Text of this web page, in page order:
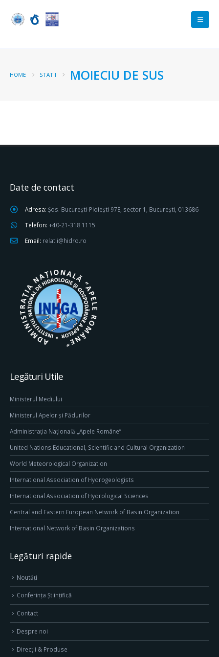
HOME STATII MOIECIU DE SUS
Date de contact
Adresa: Șos. București-Ploiești 97E, sector 1, București, 013686
Telefon: +40-21-318 1115
Email: relatii@hidro.ro
Legături Utile
Ministerul Mediului
Ministerul Apelor și Pădurilor
Administrația Națională „Apele Române”
United Nations Educational, Scientific and Cultural Organization
World Meteorological Organization
International Association of Hydrogeologists
International Association of Hydrological Sciences
Central and Eastern European Network of Basin Organization
International Network of Basin Organizations
Legături rapide
Noutăți
Conferința Științifică
Contact
Despre noi
Direcţii & Produse